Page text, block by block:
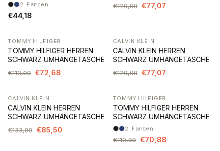
2 Farben
€44,18
€120,00 €77,07
-36%
TOMMY HILFIGER
TOMMY HILFIGER HERREN
SCHWARZ UMHÄNGETASCHE
€113,00 €72,68
-36%
CALVIN KLEIN
CALVIN KLEIN HERREN
SCHWARZ UMHÄNGETASCHE
€120,00 €77,07
-36%
CALVIN KLEIN
CALVIN KLEIN HERREN
SCHWARZ UMHÄNGETASCHE
€133,00 €85,50
-36%
TOMMY HILFIGER
TOMMY HILFIGER HERREN
SCHWARZ UMHÄNGETASCHE
2 Farben
€110,00 €70,88